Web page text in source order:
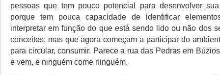
pessoas que tem pouco potencial para desenvolver
porque tem pouca capacidade de identificar
interpretar em função do que está sendo lido ou não dos
conceitos; mas que agora começam a participar do
para circular, consumir. Parece a rua das Pedras em
e vem, e ninguém come ninguém.